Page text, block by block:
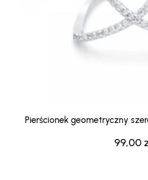
99,00
Pierścionek geometryczny